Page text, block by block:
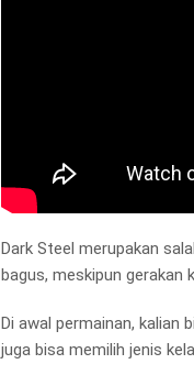
Dark Steel merupakan
bagus, meskipun gerakan
Di awal permainan, kalian
juga bisa memilih jenis